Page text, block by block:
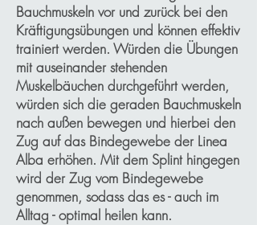
Bauchmuskeln vor und zurück bei den
Kräftigungsübungen und können effektiv
trainiert werden. Würden die Übungen
mit auseinander stehenden
Muskelbäuchen durchgeführt werden,
würden sich die geraden Bauchmuskeln
nach außen bewegen und hierbei den
Zug auf das Bindegewebe der Linea
Alba erhöhen. ​Mit dem Splint hingegen
wird der Zug vom Bindegewebe
genommen, sodass das es - auch im
Alltag - optimal heilen kann.